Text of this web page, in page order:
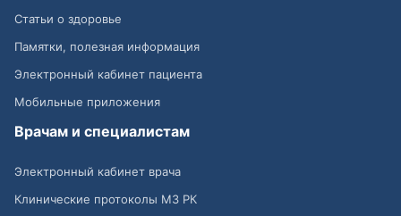
Статьи о здоровье
Памятки, полезная информация
Электронный кабинет пациента
Мобильные приложения
Врачам и специалистам
Электронный кабинет врача
Клинические протоколы МЗ РК